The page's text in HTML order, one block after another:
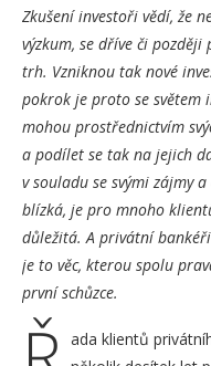
Zkušení investoři vědí, že
výzkum, se dříve či
trh. Vzniknou tak nové
pokrok je proto se světem
mohou prostřednictvím
a podílet se tak na jejich
v souladu se svými zájmy
blízká, je pro mnoho
důležitá. A privátní
je to věc, kterou spolu
první schůzce.
ada klientů